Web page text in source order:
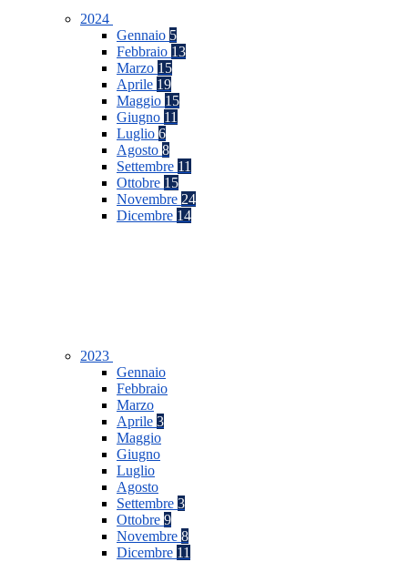
2024
Gennaio 5
Febbraio 13
Marzo 15
Aprile 19
Maggio 15
Giugno 11
Luglio 6
Agosto 8
Settembre 11
Ottobre 15
Novembre 24
Dicembre 14
2023
Gennaio
Febbraio
Marzo
Aprile 3
Maggio
Giugno
Luglio
Agosto
Settembre 3
Ottobre 9
Novembre 8
Dicembre 11